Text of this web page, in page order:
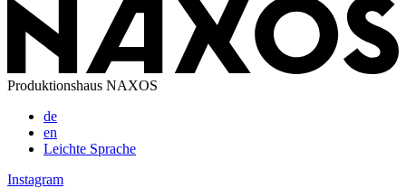
Produktionshaus NAXOS
de
en
Leichte Sprache
Instagram